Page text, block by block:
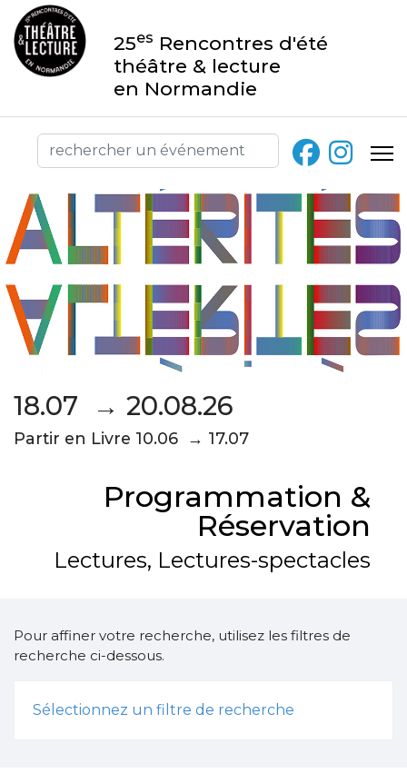
25es Rencontres d'été
théâtre & lecture
en Normandie
18.07 → 20.08.26
Partir en Livre 10.06 → 17.07
Programmation &
Réservation
Lectures, Lectures-spectacles
Pour affiner votre recherche, utilisez les filtres de
recherche ci-dessous.
Sélectionnez un filtre de recherche